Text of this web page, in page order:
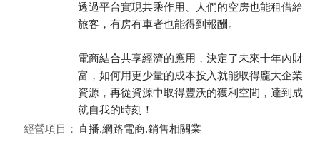
透過平台實現共乘作用、人們的空房也能租借給
旅客，有房有車者也能得到報酬。
電商結合共享經濟的應用，決定了未來十年內財
富，如何用更少量的成本投入就能取得龐大企業
資源，再從資源中取得豐沃的獲利空間，達到成
就自我的時刻！
經營項目： 直播.網路電商.銷售相關業